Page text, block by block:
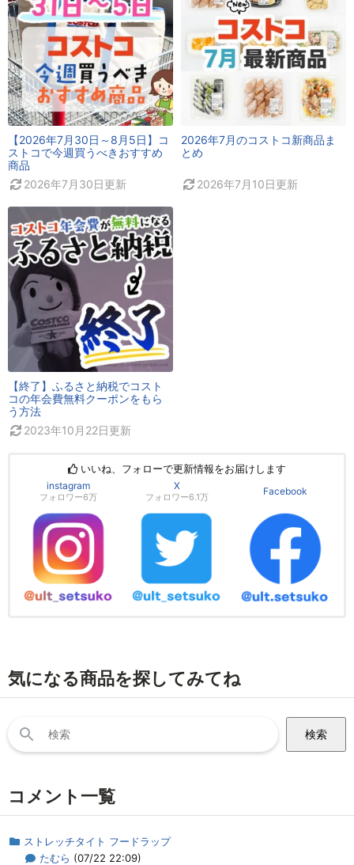
【2026年7月30日～8月5日】コ
ストコで今週買うべきおすすめ
商品
2026年7月30日更新
2026年7月のコストコ新商品ま
とめ
2026年7月10日更新
【終了】ふるさと納税でコスト
コの年会費無料クーポンをもら
う方法
2023年10月22日更新
いいね、フォローで更新情報をお届けします
instagram
フォロワー6万
X
フォロワー6.1万
Facebook
気になる商品を探してみてね
索:
コメント一覧
ストレッチタイト フードラップ
たむら (07/22 22:09)